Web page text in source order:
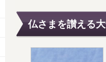
仏さまを讃える